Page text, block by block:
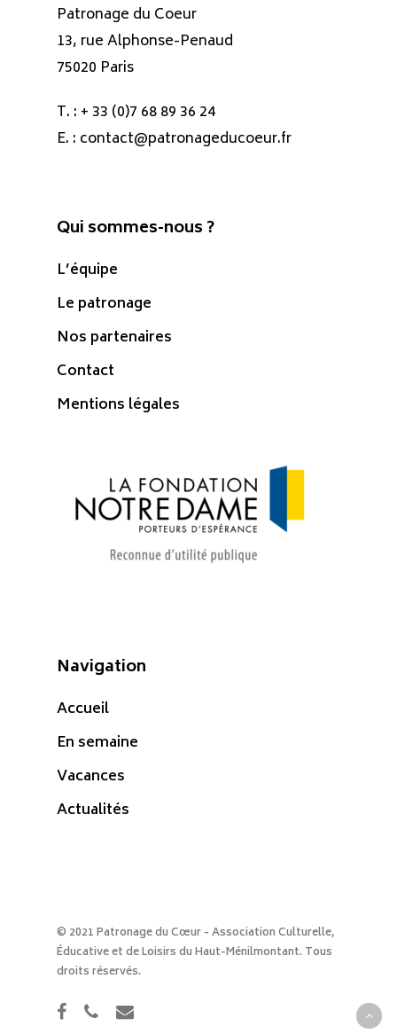
Patronage du Coeur
13, rue Alphonse-Penaud
75020 Paris
T. : + 33 (0)7 68 89 36 24
E. : contact@patronageducoeur.fr
Qui sommes-nous ?
L’équipe
Le patronage
Nos partenaires
Contact
Mentions légales
Navigation
Accueil
En semaine
Vacances
Actualités
© 2021 Patronage du Cœur - Association Culturelle,
Éducative et de Loisirs du Haut-Ménilmontant. Tous
droits réservés.